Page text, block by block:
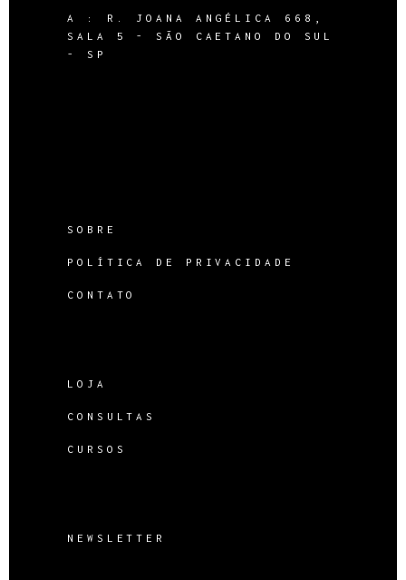
A :
R. JOANA ANGÉLICA 668,
SALA 5 - SÃO CAETANO DO SUL
- SP
SOBRE
POLÍTICA DE PRIVACIDADE
CONTATO
LOJA
CONSULTAS
CURSOS
NEWSLETTER